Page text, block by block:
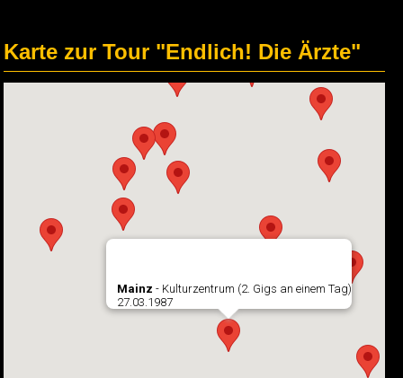
Karte zur Tour "Endlich! Die Ärzte"
Mainz - Kulturzentrum (2. Gigs an einem Tag)
27.03.1987